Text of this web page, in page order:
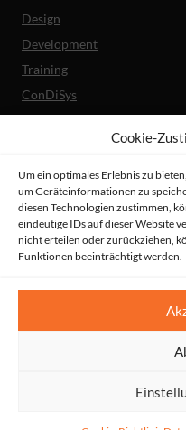
Cookie-
Um ein optimales Erlebnis zu
um Geräteinformationen zu
diesen Technologien zustimmen,
eindeutige IDs auf dieser Website
nicht erteilen oder zurückziehen,
Funktionen beeinträchtigt werden.
Design
Development
Training
ConDiSys
Barrierefreiheit
Mobile Lösungen
Unternehmen
Referenzen
Aktuelles
© HeiReS GmbH
AGBs|